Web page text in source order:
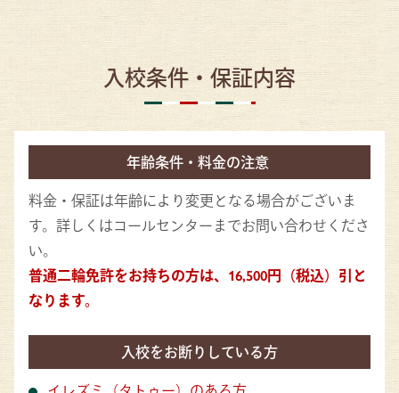
入校条件・保証内容
年齢条件・料金の注意
料金・保証は年齢により変更となる場合がございま
す。詳しくはコールセンターまでお問い合わせくださ
い。
普通二輪免許をお持ちの方は、16,500円（税込）引と
なります。
入校をお断りしている方